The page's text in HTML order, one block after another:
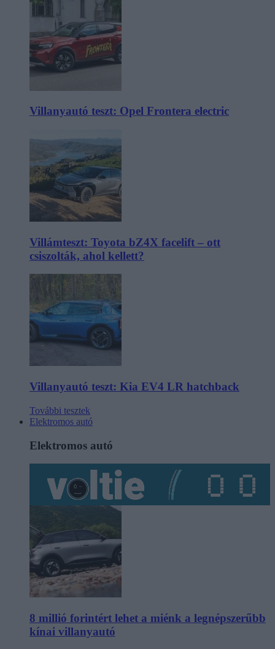
Villanyautó teszt: Opel Frontera electric
Villámteszt: Toyota bZ4X facelift – ott
csiszolták, ahol kellett?
Villanyautó teszt: Kia EV4 LR hatchback
További tesztek
Elektromos autó
Elektromos autó
8 millió forintért lehet a miénk a legnépszerűbb
kínai villanyautó